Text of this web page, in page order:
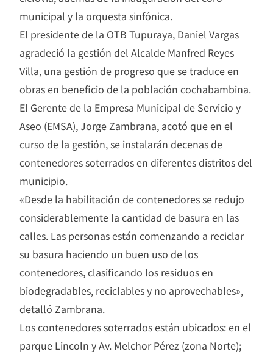
municipal y la orquesta sinfónica.
El presidente de la OTB Tupuraya, Daniel Vargas
agradeció la gestión del Alcalde Manfred Reyes
Villa, una gestión de progreso que se traduce en
obras en beneficio de la población cochabambina.
El Gerente de la Empresa Municipal de Servicio y
Aseo (EMSA), Jorge Zambrana, acotó que en el
curso de la gestión, se instalarán decenas de
contenedores soterrados en diferentes distritos del
municipio.
«Desde la habilitación de contenedores se redujo
considerablemente la cantidad de basura en las
calles. Las personas están comenzando a reciclar
su basura haciendo un buen uso de los
contenedores, clasificando los residuos en
biodegradables, reciclables y no aprovechables»,
detalló Zambrana.
Los contenedores soterrados están ubicados: en el
parque Lincoln y Av. Melchor Pérez (zona Norte);